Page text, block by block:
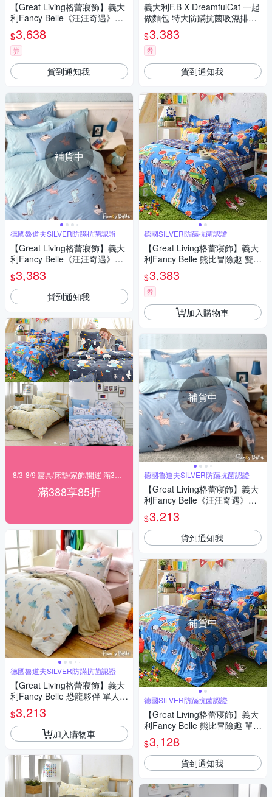
【Great Living格蕾寢飾】義大
利Fancy Belle《汪汪奇遇》加
大夜光棉防蹣抗菌吸濕排汗兩
用被床包組
$3,638
券
貨到通知我
補貨中
德國魯道夫SILVER防蹣抗菌認證
【Great Living格蕾寢飾】義大
利Fancy Belle《汪汪奇遇》雙
人夜光棉四件式防蹣抗菌吸濕
排汗兩用被床包組
$3,383
貨到通知我
滿388享85折
德國魯道夫SILVER防蹣抗菌認證
【Great Living格蕾寢飾】義大
利Fancy Belle 恐龍夥伴 單人夜
光棉防蹣抗菌吸濕排汗兩用被
床包組
$3,213
加入購物車
義大利F.B X DreamfulCat 一起
做麵包 特大防蹣抗菌吸濕排汗
兩用被床包組
$3,383
券
貨到通知我
德國SILVER防蹣抗菌認證
【Great Living格蕾寢飾】義大
利Fancy Belle 熊比冒險趣 雙人
貢緞四件式防蹣抗菌舖棉兩用
被床包組
$3,383
券
加入購物車
補貨中
德國魯道夫SILVER防蹣抗菌認證
【Great Living格蕾寢飾】義大
利Fancy Belle《汪汪奇遇》單
人夜光棉防蹣抗菌吸濕排汗兩
用被床包組
$3,213
貨到通知我
補貨中
德國SILVER防蹣抗菌認證
【Great Living格蕾寢飾】義大
利Fancy Belle 熊比冒險趣 單人
貢緞三件式防蹣抗菌舖棉兩用
被床包組
$3,128
貨到通知我